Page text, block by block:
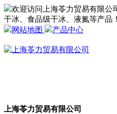
欢迎访问上海苓力贸易有限公
干冰、食品级干冰、液氮等产品！
网站地图
产品中心
上海苓力贸易有限公司